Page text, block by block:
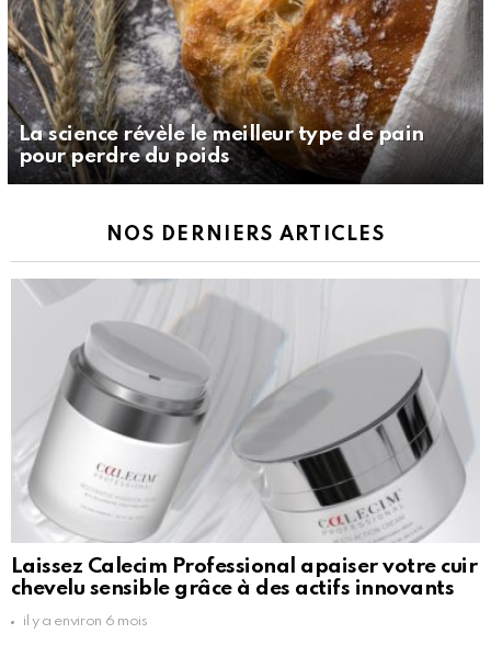
La science révèle le meilleur type de pain
pour perdre du poids
NOS DERNIERS ARTICLES
Laissez Calecim Professional apaiser votre cuir
chevelu sensible grâce à des actifs innovants
il y a environ 6 mois